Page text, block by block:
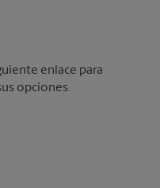
enlace para
opciones.